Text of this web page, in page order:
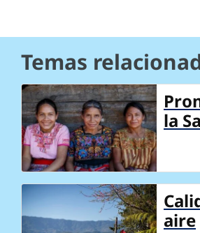
Temas
la
aire